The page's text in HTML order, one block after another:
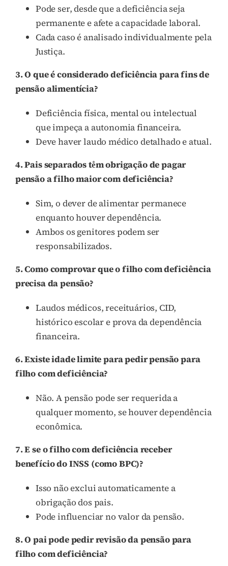
Pode ser, desde que a deficiência seja
permanente e afete a capacidade laboral.
Cada caso é analisado individualmente pela
Justiça.
3. O que é considerado deficiência para fins de
pensão alimentícia?
Deficiência física, mental ou intelectual
que impeça a autonomia financeira.
Deve haver laudo médico detalhado e atual.
4. Pais separados te̊m obrigação de pagar
pensão a filho maior com deficiência?
Sim, o dever de alimentar permanece
enquanto houver dependência.
Ambos os genitores podem ser
responsabilizados.
5. Como comprovar que o filho com deficiência
precisa da pensão?
Laudos médicos, receituários, CID,
histórico escolar e prova da dependência
financeira.
6. Existe idade limite para pedir pensão para
filho com deficiência?
Não. A pensão pode ser requerida a
qualquer momento, se houver dependência
econômica.
7. E se o filho com deficiência receber
benefício do INSS (como BPC)?
Isso não exclui automaticamente a
obrigação dos pais.
Pode influenciar no valor da pensão.
8. O pai pode pedir revisão da pensão para
filho com deficiência?